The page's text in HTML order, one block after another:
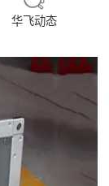
华飞动态